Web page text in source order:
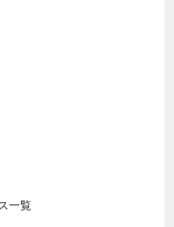
一覧